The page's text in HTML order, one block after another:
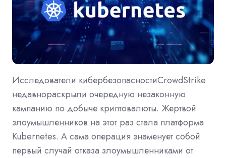
Исследователи кибербезопасностиCrowdStrike
недавнораскрыли очередную незаконную
кампанию по добыче криптовалюты. Жертвой
злоумышленников на этот раз стала платформа
Kubernetes. А сама операция знаменует собой
первый случай отказа злоумышленниками от